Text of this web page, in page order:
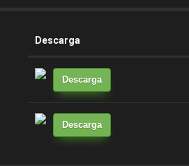
Descarga
Descarga
Descarga